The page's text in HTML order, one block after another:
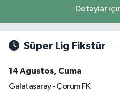
Detaylar
Süper Lig Fikstür
14 Ağustos, Cuma
Galatasaray - Çorum FK